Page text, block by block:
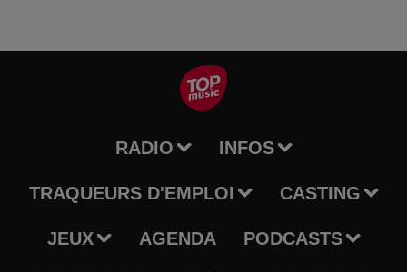
RADIO INFOS
TRAQUEURS D'EMPLOI CASTING
JEUX AGENDA PODCASTS